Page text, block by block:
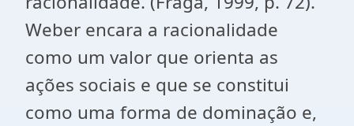
Weber encara a racionalidade
como um valor que orienta as
ações sociais e que se constitui
como uma forma de dominação e,